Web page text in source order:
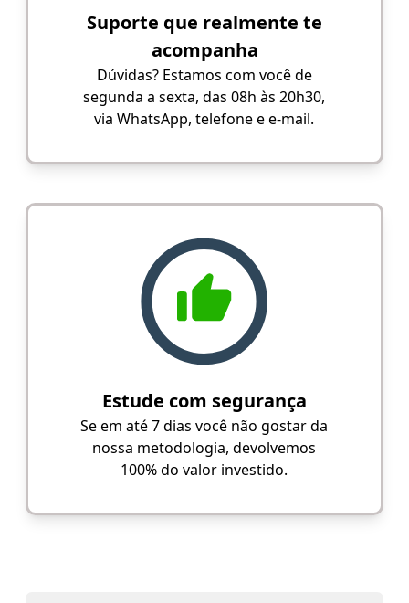
Suporte que realmente te
acompanha
Dúvidas? Estamos com você de
segunda a sexta, das 08h às 20h30,
via WhatsApp, telefone e e-mail.
Estude com segurança
Se em até 7 dias você não gostar da
nossa metodologia, devolvemos
100% do valor investido.